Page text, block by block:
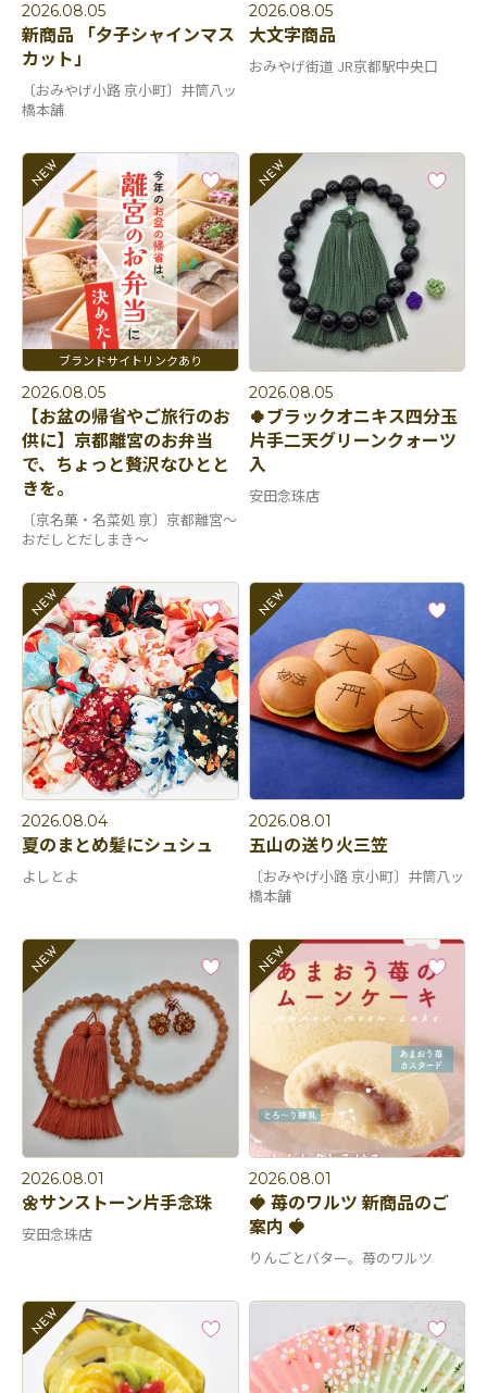
2026.08.05
新商品 「夕子シャインマス
カット」
〔おみやげ小路 京小町〕井筒八ッ
橋本舗
2026.08.05
大文字商品
おみやげ街道 JR京都駅中央口
2026.08.05
【お盆の帰省やご旅行のお
供に】京都離宮のお弁当
で、ちょっと贅沢なひとと
きを。
〔京名菓・名菜処 亰〕京都離宮～
おだしとだしまき～
2026.08.05
🍀ブラックオニキス四分玉
片手二天グリーンクォーツ
入
安田念珠店
2026.08.04
夏のまとめ髪にシュシュ
よしとよ
2026.08.01
五山の送り火三笠
〔おみやげ小路 京小町〕井筒八ッ
橋本舗
2026.08.01
🌼サンストーン片手念珠
安田念珠店
2026.08.01
🍓 苺のワルツ 新商品のご
案内 🍓
りんごとバター。苺のワルツ